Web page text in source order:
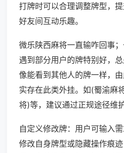
打牌时可以合理调整牌型，
好友间互动乐趣。
微乐陕西麻将一直输咋回事
遇到部分用户的牌特别好，
像能看到其他人的牌一样，
实存在此类外挂。如(蜀渝麻
将)等，建议通过正规途径维
自定义修改牌：用户可输入
修改自身牌型或隐藏操作痕